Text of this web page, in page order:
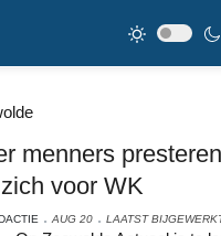
menners
voor WK
AUG 20 LAATST